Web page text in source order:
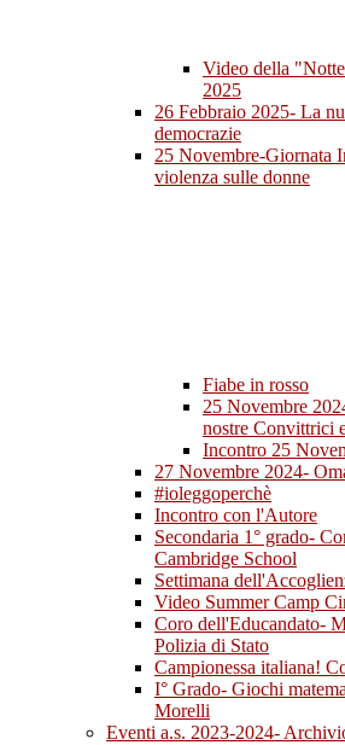
Video della
2025
26 Febbraio 2025- La
democrazie
25 Novembre-Giornata
violenza sulle donne
Fiabe in rosso
25 Novembre
nostre Convittrici
Incontro 25
27 Novembre 2024-
#ioleggoperchè
Incontro con l'Autore
Secondaria 1° grado-
Cambridge School
Settimana
Video Summer Camp
Coro dell'Educandato-
Polizia di Stato
Campionessa italiana!
I° Grado- Giochi
Morelli
Eventi a.s. 2023-2024-